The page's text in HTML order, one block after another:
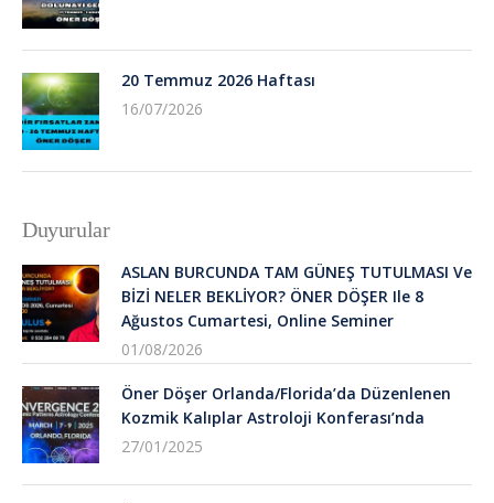
20 Temmuz 2026 Haftası
16/07/2026
Duyurular
ASLAN BURCUNDA TAM GÜNEŞ TUTULMASI Ve
BİZİ NELER BEKLİYOR? ÖNER DÖŞER Ile 8
Ağustos Cumartesi, Online Seminer
01/08/2026
Öner Döşer Orlanda/Florida’da Düzenlenen
Kozmik Kalıplar Astroloji Konferası’nda
27/01/2025